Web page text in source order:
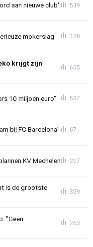
aan nieuwe club' 519
mokerslag 128
krijgt zijn
605
10 miljoen euro" 537
bij FC Barcelona' 67
KV Mechelen 207
is de grootste
359
"Geen
263